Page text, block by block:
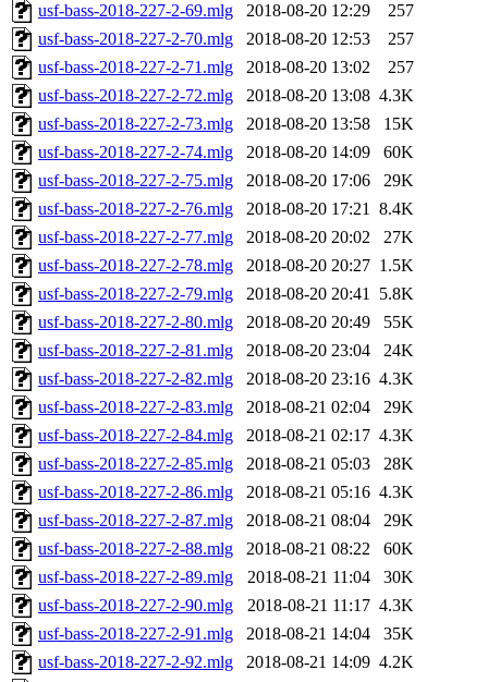
usf-bass-2018-227-2-69.mlg
2018-08-20 12:29
257
usf-bass-2018-227-2-70.mlg
2018-08-20 12:53
257
usf-bass-2018-227-2-71.mlg
2018-08-20 13:02
257
usf-bass-2018-227-2-72.mlg
2018-08-20 13:08 4.3K
usf-bass-2018-227-2-73.mlg
2018-08-20 13:58
15K
usf-bass-2018-227-2-74.mlg
2018-08-20 14:09
60K
usf-bass-2018-227-2-75.mlg
2018-08-20 17:06
29K
usf-bass-2018-227-2-76.mlg
2018-08-20 17:21 8.4K
usf-bass-2018-227-2-77.mlg
2018-08-20 20:02
27K
usf-bass-2018-227-2-78.mlg
2018-08-20 20:27 1.5K
usf-bass-2018-227-2-79.mlg
2018-08-20 20:41 5.8K
usf-bass-2018-227-2-80.mlg
2018-08-20 20:49
55K
usf-bass-2018-227-2-81.mlg
2018-08-20 23:04
24K
usf-bass-2018-227-2-82.mlg
2018-08-20 23:16 4.3K
usf-bass-2018-227-2-83.mlg
2018-08-21 02:04
29K
usf-bass-2018-227-2-84.mlg
2018-08-21 02:17 4.3K
usf-bass-2018-227-2-85.mlg
2018-08-21 05:03
28K
usf-bass-2018-227-2-86.mlg
2018-08-21 05:16 4.3K
usf-bass-2018-227-2-87.mlg
2018-08-21 08:04
29K
usf-bass-2018-227-2-88.mlg
2018-08-21 08:22
60K
usf-bass-2018-227-2-89.mlg
2018-08-21 11:04
30K
usf-bass-2018-227-2-90.mlg
2018-08-21 11:17 4.3K
usf-bass-2018-227-2-91.mlg
2018-08-21 14:04
35K
usf-bass-2018-227-2-92.mlg
2018-08-21 14:09 4.2K